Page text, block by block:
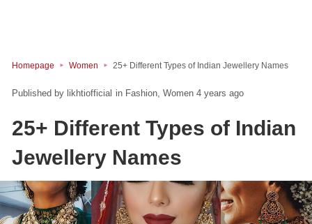
Homepage Women 25+ Different Types of Indian Jewellery Names
likhtiofficial in Fashion Women 4 years ago
25+ Different Types of Indian
Jewellery Names